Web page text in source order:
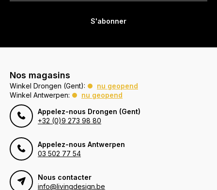
S'abonner
Nos magasins
Winkel Drongen (Gent):
nu geopend
Winkel Antwerpen:
nu geopend
Appelez-nous Drongen (Gent)
+32 (0)9 273 98 80
Appelez-nous Antwerpen
03 502 77 54
Nous contacter
info@livingdesign.be